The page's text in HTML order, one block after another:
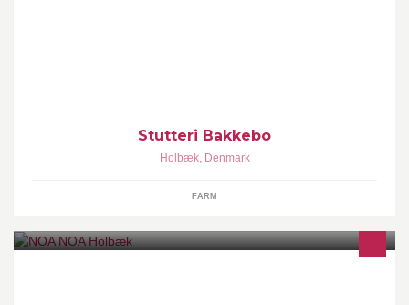
Stutteri Bakkebo
Holbæk, Denmark
FARM